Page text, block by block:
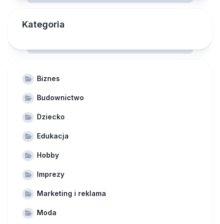
Kategoria
Biznes
Budownictwo
Dziecko
Edukacja
Hobby
Imprezy
Marketing i reklama
Moda